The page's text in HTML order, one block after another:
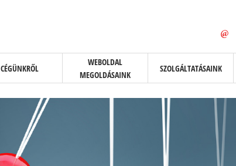
CÉGÜNKRŐL
WEBOLDAL
MEGOLDÁSAINK
SZOLGÁLTATÁSAINK